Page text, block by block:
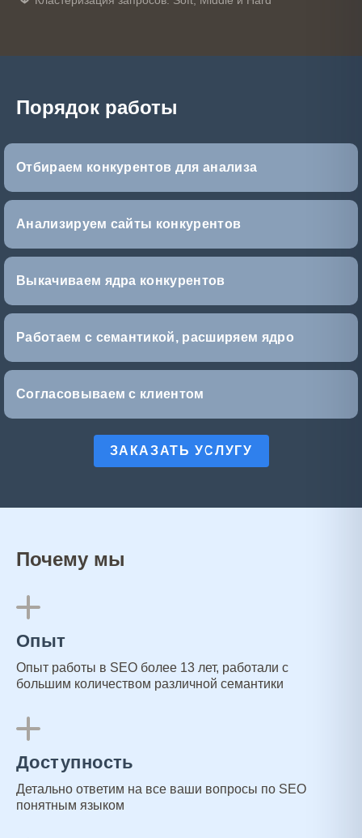
Порядок работы
Отбираем конкурентов для анализа
Анализируем сайты конкурентов
Выкачиваем ядра конкурентов
Работаем с семантикой, расширяем ядро
Согласовываем с клиентом
ЗАКАЗАТЬ УСЛУГУ
Почему мы
Опыт
Опыт работы в SEO более 13 лет, работали с
большим количеством различной семантики
Доступность
Детально ответим на все ваши вопросы по SEO
понятным языком